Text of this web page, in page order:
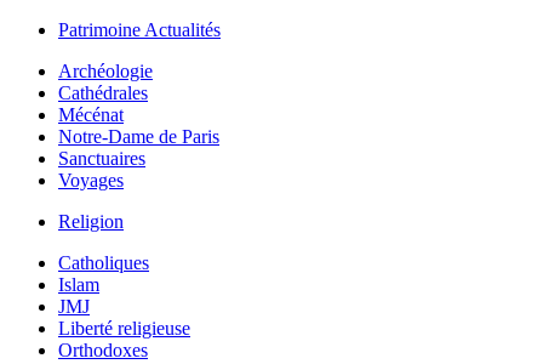
Patrimoine Actualités
Archéologie
Cathédrales
Mécénat
Notre-Dame de Paris
Sanctuaires
Voyages
Religion
Catholiques
Islam
JMJ
Liberté religieuse
Orthodoxes